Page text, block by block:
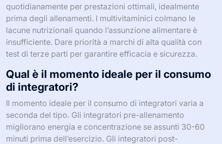
quotidianamente per prestazioni ottimali, idealmente
prima degli allenamenti. I multivitaminici colmano le
lacune nutrizionali quando l’assunzione alimentare è
insufficiente. Dare priorità a marchi di alta qualità con
test di terze parti per garantire efficacia e sicurezza.
Qual è il momento ideale per il consumo
di integratori?
Il momento ideale per il consumo di integratori varia a
seconda del tipo. Gli integratori pre-allenamento
migliorano energia e concentrazione se assunti 30-60
minuti prima dell’esercizio. Gli integratori post-